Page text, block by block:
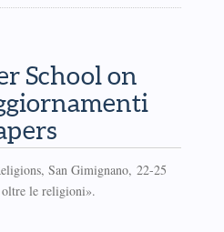
School on
San Gimignano, 22-25
le religioni».